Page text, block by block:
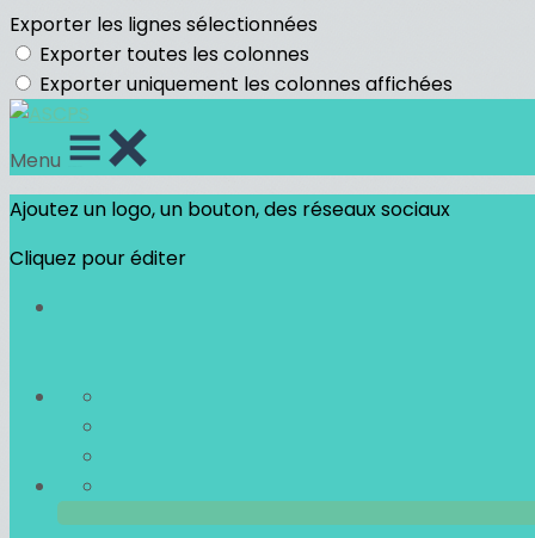
Exporter les lignes sélectionnées
Exporter toutes les colonnes
Exporter uniquement les colonnes affichées
Menu
Ajoutez un logo, un bouton, des réseaux sociaux
Cliquez pour éditer